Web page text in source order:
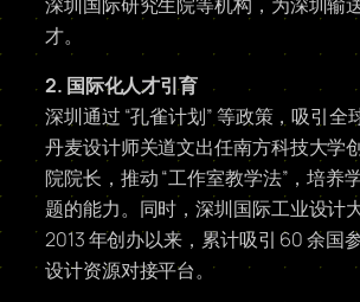
才。
2. 国际化人才引育
深圳通过 “孔雀计划” 等政策，吸引全
丹麦设计师关道文出任南方科技大学
院院长，推动 “工作室教学法”，培养
题的能力。同时，深圳国际工业设计
2013 年创办以来，累计吸引 60 余国
设计资源对接平台。